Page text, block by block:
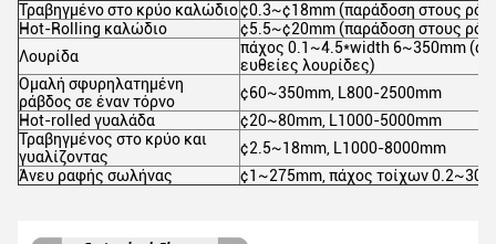
Τραβηγμένο στο κρύο καλώδιο¢0.3~¢18mm (παράδοση στους
Hot-Rolling καλώδιο
¢5.5~¢20mm (παράδοση στους
Λουρίδα
πάχος 0.1~4.5*width 6~350mm
ευθείες λουρίδες)
Ομαλή σφυρηλατημένη
ράβδος σε έναν τόρνο
¢60~350mm, L800-2500mm
Hot-rolled γυαλάδα
¢20~80mm, L1000-5000mm
Τραβηγμένος στο κρύο και
γυαλίζοντας
¢2.5~18mm, L1000-8000mm
Άνευ ραφής σωλήνας
¢1~275mm, πάχος τοίχων 0.2~30,